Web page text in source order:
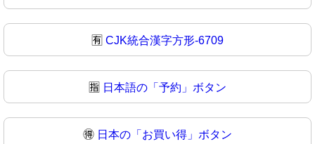
🈶 CJK統合漢字方形-6709
🈯 日本語の「予約」ボタン
🉐 日本の「お買い得」ボタン